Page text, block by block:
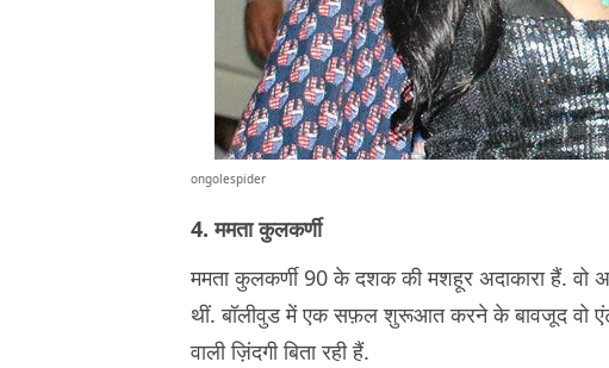
ongolespider
4. ममता कुलकर्णी
ममता कुलकर्णी 90 के दशक की मशहूर अदाकारा हैं.
थीं. बॉलीवुड में एक सफ़ल शुरूआत करने के बावजूद वो
वाली ज़िंदगी बिता रही हैं.